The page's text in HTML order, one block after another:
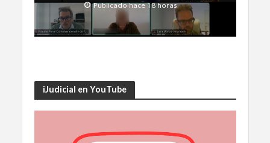
Publicado hace 18 horas
iJudicial en YouTube